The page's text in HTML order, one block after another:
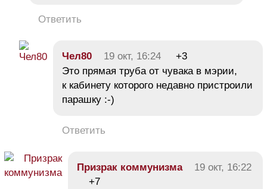
Ответить
Чел80 19 окт, 16:24
+3
Это прямая труба от чувака в мэрии,
к кабинету которого недавно пристроили
парашку :-)
Ответить
Призрак коммунизма
19 окт, 16:22
+7